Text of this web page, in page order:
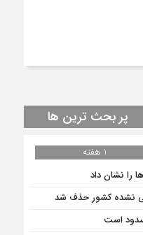
پر بحث ترین ها
1 هفته
را نشان داد
نشده کشور حذف شد